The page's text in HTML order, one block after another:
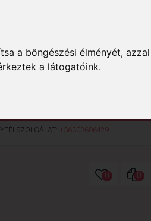
a böngészési élményét,
a látogatóink.
+36303606429
0 0